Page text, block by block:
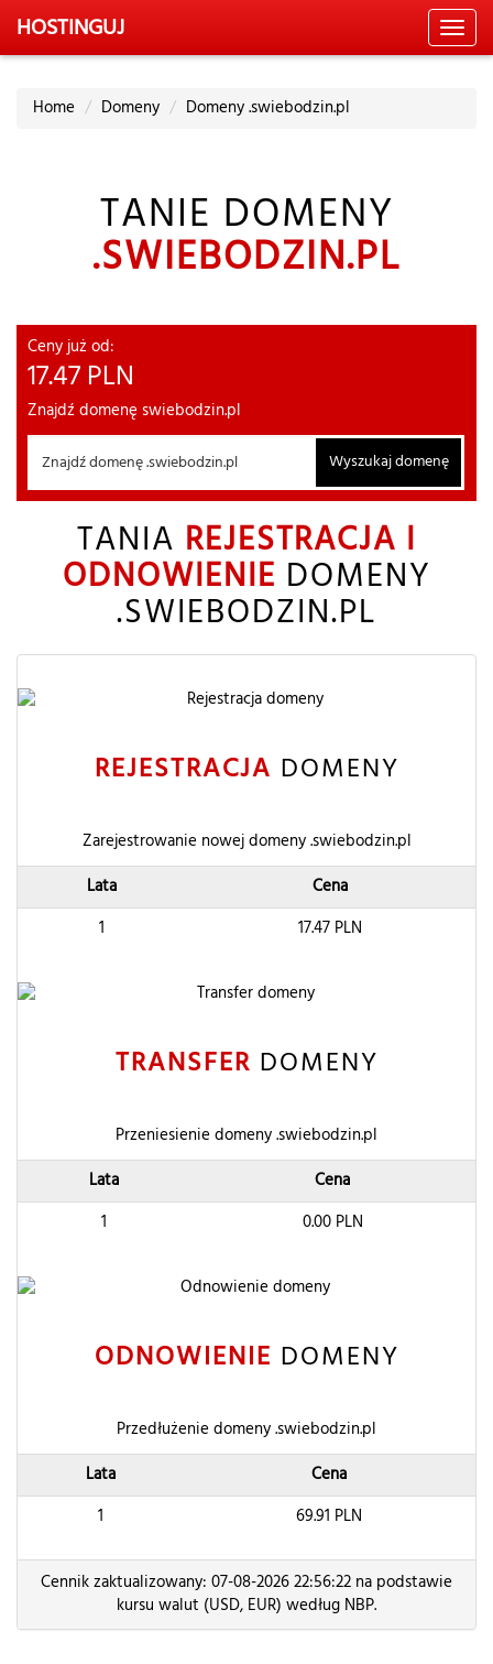
HOSTINGUJ
Home Domeny Domeny .swiebodzin.pl
TANIE DOMENY
.SWIEBODZIN.PL
Ceny już od:
17.47 PLN
Znajdź domenę swiebodzin.pl
Wyszukaj domenę
TANIA REJESTRACJA I
ODNOWIENIE DOMENY
.SWIEBODZIN.PL
REJESTRACJA DOMENY
Zarejestrowanie nowej domeny .swiebodzin.pl
Lata
Cena
1
17.47 PLN
TRANSFER DOMENY
Przeniesienie domeny .swiebodzin.pl
Lata
Cena
1
0.00PLN
ODNOWIENIE DOMENY
Przedłużenie domeny .swiebodzin.pl
Lata
Cena
1
69.91 PLN
Cennik zaktualizowany: 07-08-2026 22:56:22 na podstawie
kursu walut (USD, EUR) według NBP.